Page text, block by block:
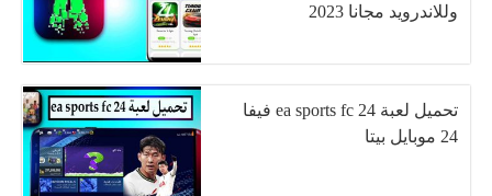
وللاندرويد مجانا 2023
تحميل لعبة ea sports fc 24 فيفا
24 موبايل بيتا